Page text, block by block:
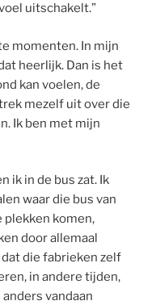
uitschakelt.”
momenten. In mijn
heerlijk. Dan is het
kan voelen, de
mezelf uit over die
Ik ben met mijn
ik in de bus zat. Ik
waar die bus van
plekken komen,
door allemaal
die fabrieken zelf
in andere tijden,
vandaan